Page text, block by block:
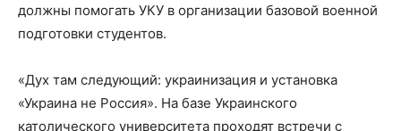
должны помогать УКУ в организации базовой военной
подготовки студентов.
«Дух там следующий: украинизация и установка
«Украина не Россия». На базе Украинского
католического университета проходят встречи с